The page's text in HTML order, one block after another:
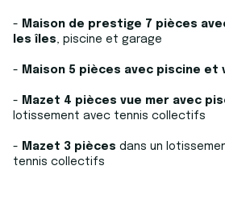
- Maison de prestige 7 pièces
les îles , piscine et garage
- Maison 5 pièces avec piscine et
- Mazet 4 pièces vue mer avec
lotissement avec tennis collectifs
- Mazet 3 pièces dans un
tennis collectifs